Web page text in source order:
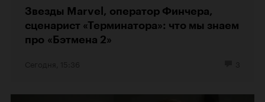
Звезды Marvel, оператор Финчера,
сценарист «Терминатора»: что мы знаем
про «Бэтмена 2»